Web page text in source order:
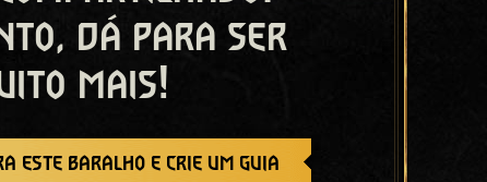
dá para ser
mais!
este baralho e crie um guia